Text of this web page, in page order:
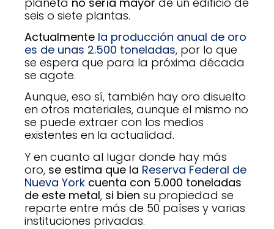
seis o siete plantas.
Actualmente la producción anual de oro
es de unas 2.500 toneladas, por lo que
se espera que para la próxima década
se agote.
Aunque, eso sí, también hay oro disuelto
en otros materiales, aunque el mismo no
se puede extraer con los medios
existentes en la actualidad.
Y en cuanto al lugar donde hay más
oro, se estima que la Reserva Federal de
Nueva York cuenta con 5.000 toneladas
de este metal, si bien su propiedad se
reparte entre más de 50 países y varias
instituciones privadas.